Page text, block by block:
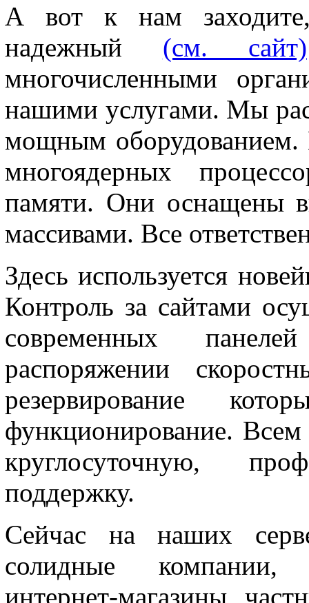
А вот к нам
надежный (см. сайт)
многочисленными
нашими услугами. Мы
мощным оборудованием.
многоядерных
памяти. Они оснащены
массивами. Все
Здесь используется
Контроль за сайтами
современных
распоряжении
резервирование
функционирование.
круглосуточную,
поддержку.
Сейчас на наших
солидные компании,
интернет-магазины,